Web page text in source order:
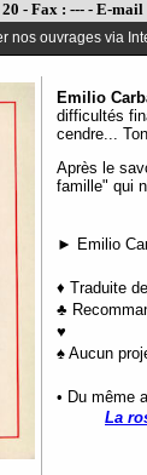
- Fax : --- - E-mail
nos ouvrages via
Emilio
difficultés
cendre...
Après le
famille" qui
► Emilio
♦ Traduite
♣
♥
♠ Aucun
• Du même
La